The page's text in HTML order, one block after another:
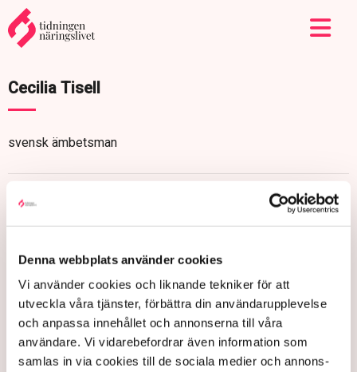
Denna webbplats använder cookies
Vi använder cookies och liknande tekniker för att
utveckla våra tjänster, förbättra din användarupplevelse
och anpassa innehållet och annonserna till våra
användare. Vi vidarebefordrar även information som
samlas in via cookies till de sociala medier och annons-
Cecilia Tisell
svensk ämbetsman